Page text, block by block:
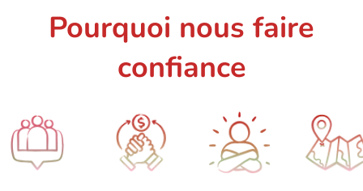
Pourquoi nous faire
confiance